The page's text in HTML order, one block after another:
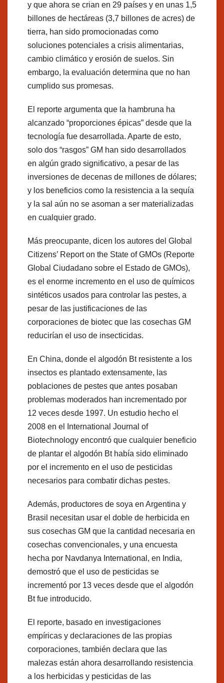
y que ahora se crian en 29 países y en unas 1,5
billones de hectáreas (3,7 billones de acres) de
tierra, han sido promocionadas como
soluciones potenciales a crisis alimentarias,
cambio climático y erosión de suelos. Sin
embargo, la evaluación determina que no han
cumplido sus promesas.
El reporte argumenta que la hambruna ha
alcanzado “proporciones épicas” desde que la
tecnología fue desarrollada. Aparte de esto,
solo dos “rasgos” GM han sido desarrollados
en algún grado significativo, a pesar de las
inversiones de decenas de millones de dólares;
y los beneficios como la resistencia a la sequía
y la sal aún no se asoman a ser materializadas
en cualquier grado.
Más preocupante, dicen los autores del Global
Citizens’ Report on the State of GMOs (Reporte
Global Ciudadano sobre el Estado de GMOs),
es el enorme incremento en el uso de químicos
sintéticos usados para controlar las pestes, a
pesar de las justificaciones de las
corporaciones de biotec que las cosechas GM
reducirían el uso de insecticidas.
En China, donde el algodón Bt resistente a los
insectos es plantado extensamente, las
poblaciones de pestes que antes posaban
problemas moderados han incrementado por
12 veces desde 1997. Un estudio hecho el
2008 en el International Journal of
Biotechnology encontró que cualquier beneficio
de plantar el algodón Bt había sido eliminado
por el incremento en el uso de pesticidas
necesarios para combatir dichas pestes.
Además, productores de soya en Argentina y
Brasil necesitan usar el doble de herbicida en
sus cosechas GM que la cantidad necesaria en
cosechas convencionales, y una encuesta
hecha por Navdanya International, en India,
demostró que el uso de pesticidas se
incrementó por 13 veces desde que el algodón
Bt fue introducido.
El reporte, basado en investigaciones
empíricas y declaraciones de las propias
corporaciones, también declara que las
malezas están ahora desarrollando resistencia
a los herbicidas y pesticidas de las